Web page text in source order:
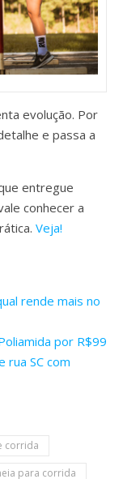
evolução. Por
e passa a
entregue
conhecer a
Veja!
rende mais no
por R$99
rua SC com
corrida
para corrida